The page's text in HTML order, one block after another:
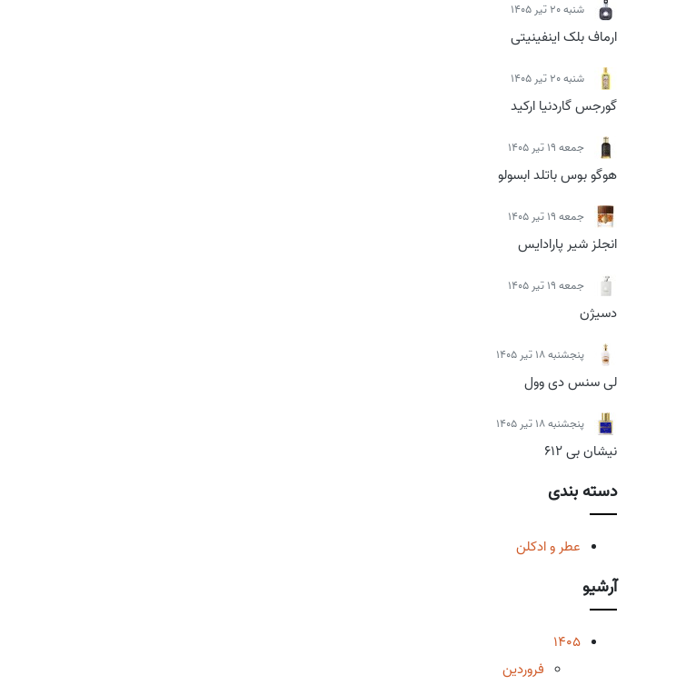
شنبه 20 تیر 1405
ارماف بلک اینفینیتی
شنبه 20 تیر 1405
گورجس گاردنیا ارکید
جمعه 19 تیر 1405
هوگو بوس باتلد ابسولو
جمعه 19 تیر 1405
انجلز شیر پارادایس
جمعه 19 تیر 1405
دسیژن
پنجشنبه 18 تیر 1405
لی سنس دی وول
پنجشنبه 18 تیر 1405
نیشان بی 612
دسته بندی
عطر و ادکلن
آرشیو
1405
فروردین